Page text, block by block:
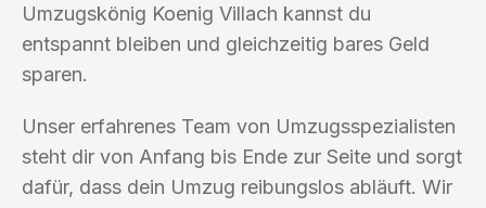
Umzugskönig Koenig Villach kannst du
entspannt bleiben und gleichzeitig bares Geld
sparen.
Unser erfahrenes Team von Umzugsspezialisten
steht dir von Anfang bis Ende zur Seite und sorgt
dafür, dass dein Umzug reibungslos abläuft. Wir